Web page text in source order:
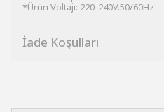
*Ürün Voltajı: 220-240V.50/60Hz
İade Koşulları